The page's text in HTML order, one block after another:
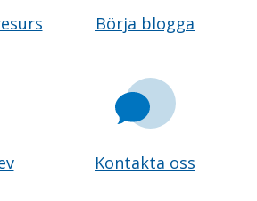
Börja blogga
Kontakta oss